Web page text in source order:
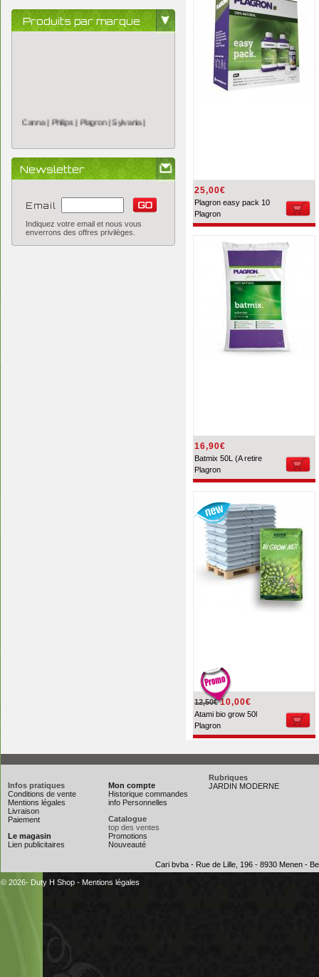
Produits par marque
Newsletter
Email
Indiquez votre email et nous vous
enverrons des offres privilèges.
25,00€
Plagron easy pack 10
Plagron
16,90€
Batmix 50L (A retire
Plagron
12,50€ 10,00€
Atami bio grow 50l
Plagron
Infos pratiques
Conditions de vente
Mentions légales
Livraison
Paiement
Le magasin
Lien publicitaires
Mon compte
Historique commandes
info Personnelles
Catalogue
top des ventes
Promotions
Nouveauté
Rubriques
JARDIN MODERNE
Cari bvba - Rue de Lille, 196 - 8930 Menen -
© 2026- Duty H Shop - Mentions légales